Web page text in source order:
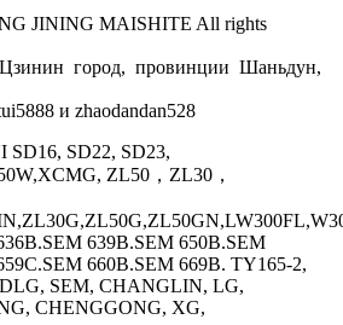
JINING MAISHITE All rights
Цзинин город, провинции Шаньдун,
и zhaodandan528
SD22, SD23,
ZL50，ZL30，
639B.SEM 650B.SEM
660B.SEM 669B. TY165-2,
SEM, CHANGLIN, LG,
CHENGGONG, XG,